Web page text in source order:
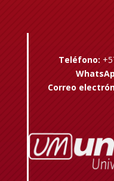
Teléfono:
Correo